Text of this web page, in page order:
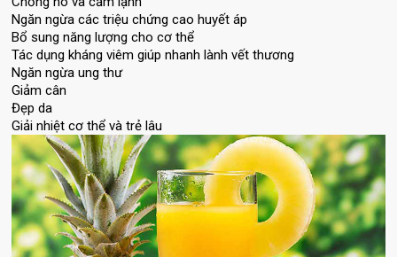
Ngăn ngừa các triệu chứng cao huyết áp
Bổ sung năng lượng cho cơ thể
Tác dụng kháng viêm giúp nhanh lành vết thương
Ngăn ngừa ung thư
Giảm cân
Đẹp da
Giải nhiệt cơ thể và trẻ lâu